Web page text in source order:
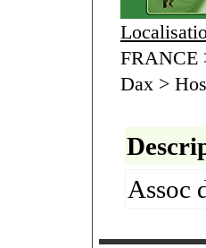
FRANCE
Dax >
Assoc